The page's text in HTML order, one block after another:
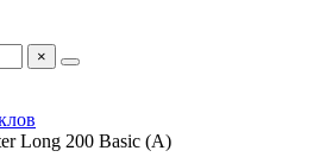
×
Long 200 Basic (А)